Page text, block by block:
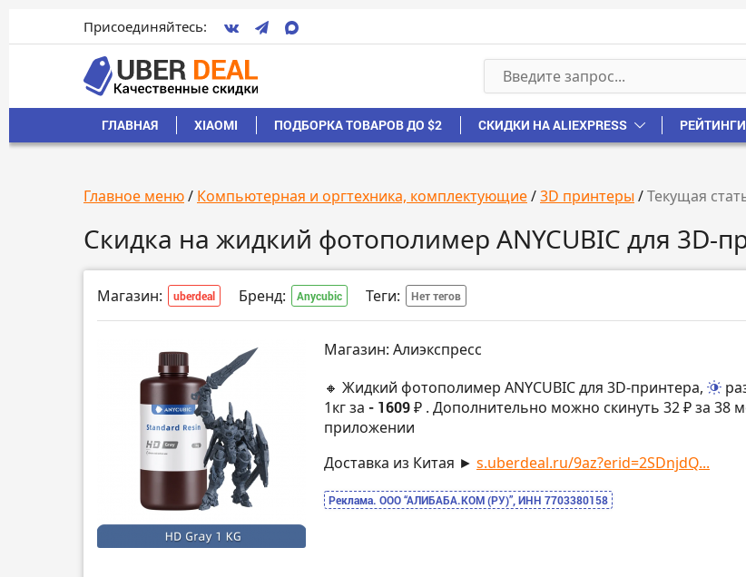
Присоединяйтесь:
ГЛАВНАЯ XIAOMI ПОДБОРКА ТОВАРОВ ДО $2 СКИДКИ НА ALIEXPRESS
Главное меню/ Компьютерная и оргтехника, комплектующие/3D принтеры /Текущая
Скидка на жидкий фотополимер ANYCUBIC для 3D-
Магазин: uberdeal Бренд: Anycubic Теги: Нет тегов
Магазин: Алиэкспресс
🔸 Жидкий фотополимер ANYCUBIC для 3D-принтера,
1кг за - 1609 ₽ . Дополнительно можно скинуть 32 ₽ за 38
приложении
Доставка из Китая ► s.uberdeal.ru/9az?erid=2SDnjdQ...
Реклама. ООО “АЛИБАБА.КОМ (РУ)”, ИНН 7703380158